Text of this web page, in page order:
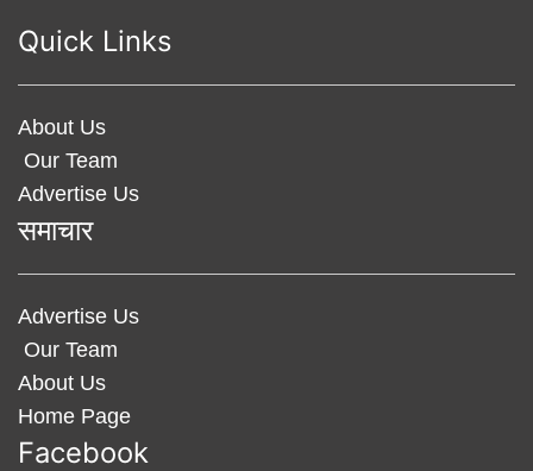
Quick Links
About Us
Our Team
Advertise Us
समाचार
Advertise Us
Our Team
About Us
Home Page
Facebook